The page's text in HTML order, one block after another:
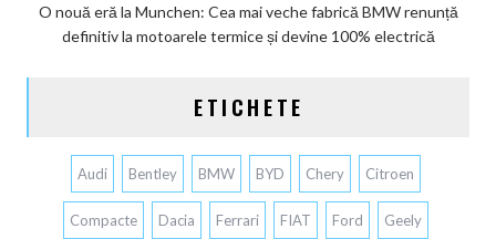
O nouă eră la Munchen: Cea mai veche fabrică BMW renunță
definitiv la motoarele termice și devine 100% electrică
ETICHETE
Audi Bentley BMW BYD Chery Citroen
Compacte Dacia Ferrari FIAT Ford Geely